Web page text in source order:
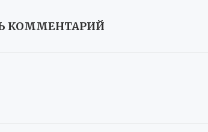
КОММЕНТАРИЙ